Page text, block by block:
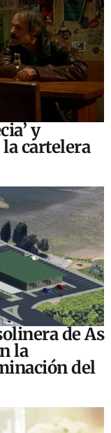
y
cartelera
de As
la
del